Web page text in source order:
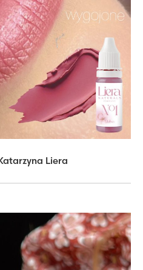
Liera